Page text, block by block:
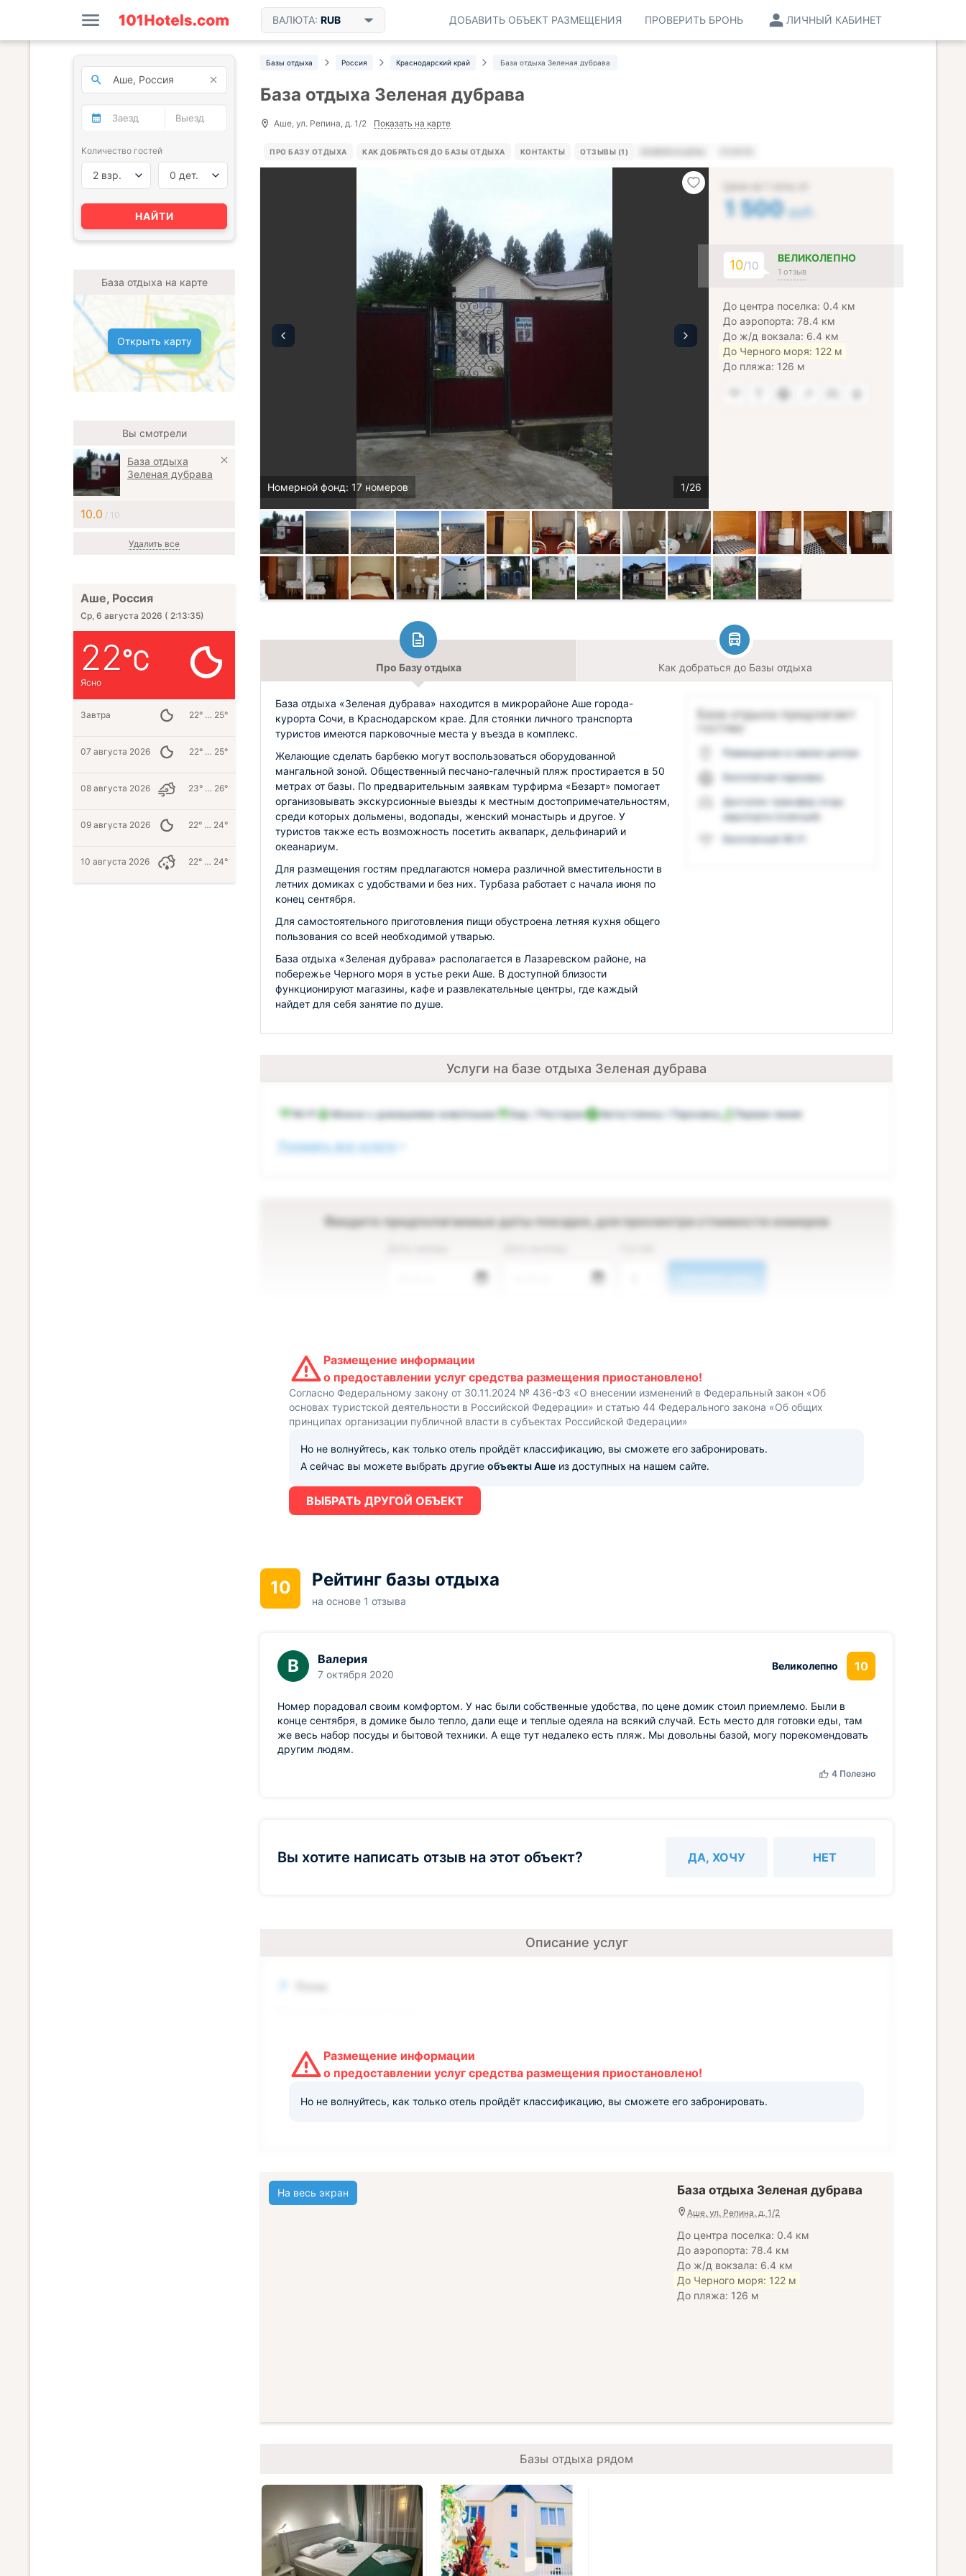
ВАЛЮТА: RUB ЛИЧНЫЙ КАБИНЕТ
ПРОВЕРИТЬ БРОНЬ
ДОБАВИТЬ ОБЪЕКТ РАЗМЕЩЕНИЯ
Базы отдыха Россия Краснодарский край База отдыха Зеленая дубрава
База отдыха Зеленая дубрава
Аше, ул. Репина, д. 1/2 Показать на карте
ПРО БАЗУ ОТДЫХА КАК ДОБРАТЬСЯ ДО БАЗЫ ОТДЫХА КОНТАКТЫ ОТЗЫВЫ (1)
Номерной фонд: 17 номеров
1 500 руб.
10/10
ВЕЛИКОЛЕПНО
1 отзыв
До центра поселка: 0.4 км
До аэропорта: 78.4 км
До ж/д вокзала: 6.4 км
До Черного моря: 122 м
До пляжа: 126 м
Про Базу отдыха Как добраться до Базы отдыха
База отдыха предлагает
гостям:
Размещение в самом центре
Бесплатная парковка
Доступен трансфер от/до
аэропорта (платный)
Бесплатный Wi-Fi
База отдыха «Зеленая дубрава» находится в микрорайоне Аше города-
курорта Сочи, в Краснодарском крае. Для стоянки личного транспорта
туристов имеются парковочные места у въезда в комплекс.
Желающие сделать барбекю могут воспользоваться оборудованной
мангальной зоной. Общественный песчано-галечный пляж простирается в 50
метрах от базы. По предварительным заявкам турфирма «Безарт» помогает
организовывать экскурсионные выезды к местным достопримечательностям,
среди которых дольмены, водопады, женский монастырь и другое. У
туристов также есть возможность посетить аквапарк, дельфинарий и
океанариум.
Для размещения гостям предлагаются номера различной вместительности в
летних домиках с удобствами и без них. Турбаза работает с начала июня по
конец сентября.
Для самостоятельного приготовления пищи обустроена летняя кухня общего
пользования со всей необходимой утварью.
База отдыха «Зеленая дубрава» располагается в Лазаревском районе, на
побережье Черного моря в устье реки Аше. В доступной близости
функционируют магазины, кафе и развлекательные центры, где каждый
найдет для себя занятие по душе.
Услуги на базе отдыха Зеленая дубрава
Wi-Fi Можно с домашними животными Бар / Ресторан Автостоянка / Парковка Первая линия
Показать все услуги
Введите предполагаемые даты поездки, для просмотра стоимости номеров
Размещение информации
о предоставлении услуг средства размещения приостановлено!
Согласно Федеральному закону от 30.11.2024 № 436-ФЗ «О внесении изменений в Федеральный закон «Об
основах туристской деятельности в Российской Федерации» и статью 44 Федерального закона «Об общих
принципах организации публичной власти в субъектах Российской Федерации»
Но не волнуйтесь, как только отель пройдёт классификацию, вы сможете его забронировать.
А сейчас вы можете выбрать другие объекты Аше из доступных на нашем сайте.
ВЫБРАТЬ ДРУГОЙ ОБЪЕКТ
10 Рейтинг базы отдыха
на основе 1 отзыва
В Валерия
7 октября 2020
Великолепно 10
Номер порадовал своим комфортом. У нас были собственные удобства, по цене домик стоил приемлемо. Были в
конце сентября, в домике было тепло, дали еще и теплые одеяла на всякий случай. Есть место для готовки еды, там
же весь набор посуды и бытовой техники. А еще тут недалеко есть пляж. Мы довольны базой, могу порекомендовать
другим людям.
4 Полезно
Вы хотите написать отзыв на этот объект? ДА, ХОЧУ НЕТ
Описание услуг
песчано-галечным покрытием. До берега нужно пройти всего 50 метров.
Размещение информации
о предоставлении услуг средства размещения приостановлено!
Но не волнуйтесь, как только отель пройдёт классификацию, вы сможете его забронировать.
На весь экран База отдыха Зеленая дубрава
Аше, ул. Репина, д. 1/2
До центра поселка: 0.4 км
До аэропорта: 78.4 км
До ж/д вокзала: 6.4 км
До Черного моря: 122 м
До пляжа: 126 м
Базы отдыха рядом
Количество гостей
2 взр. 0 дет.
НАЙТИ
База отдыха на карте
Открыть карту
Вы смотрели
База отдыха
Зеленая дубрава
10.0 / 10
Удалить все
Аше, Россия
Ср, 6 августа 2026 ( 2:13:36)
22
Ясно
Завтра 22° … 25°
07 августа 2026 22° … 25°
08 августа 2026 23° … 26°
09 августа 2026 22° … 24°
10 августа 2026 22° … 24°